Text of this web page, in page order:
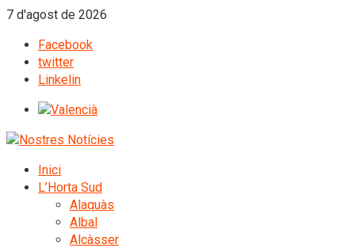
7 d'agost de 2026
Facebook
twitter
Linkelin
Inici
L’Horta Sud
Alaquàs
Albal
Alcàsser